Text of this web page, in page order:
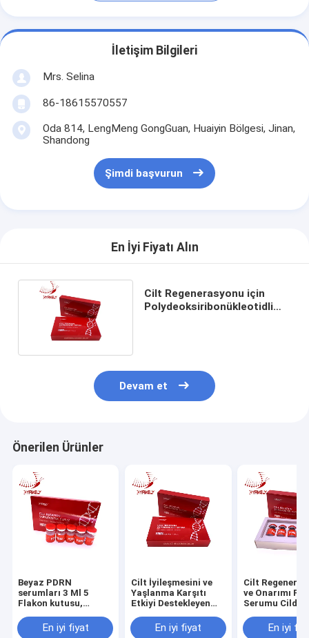
İletişim Bilgileri
Mrs. Selina
86-18615570557
Oda 814, LengMeng GongGuan, Huaiyin Bölgesi, Jinan,
Shandong
Şimdi başvurun
En İyi Fiyatı Alın
Cilt Regenerasyonu için
Polydeoksiribonükleotidli
Devam et
Önerilen Ürünler
Beyaz PDRN
serumları 3 Ml 5
Flakon kutusu,
cilt iyileşmesini
destekleyen
En iyi fiyat
Cilt İyileşmesini ve
Yaşlanma Karşıtı
Etkiyi Destekleyen
PDRN Serumu
En iyi fiyat
Cilt
ve Onarımı
Serumu Cildin
Canlılığını
En iyi